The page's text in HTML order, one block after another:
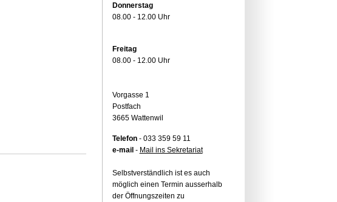
Donnerstag
08.00 - 12.00 Uhr
Freitag
08.00 - 12.00 Uhr
Vorgasse 1
Postfach
3665 Wattenwil
Telefon- 033 359 59 11
e-mail - Mail ins Sekretariat
Selbstverständlich ist es auch
möglich einen Termin ausserhalb
der Öffnungszeiten zu